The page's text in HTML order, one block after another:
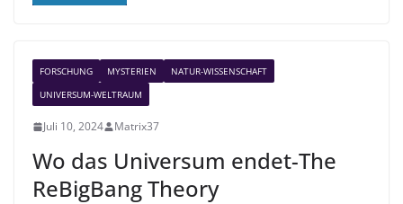
FORSCHUNG MYSTERIEN
NATUR-WISSENSCHAFT
UNIVERSUM-WELTRAUM
Juli 10, 2024 Matrix37
Wo das Universum endet-The
ReBigBang Theory